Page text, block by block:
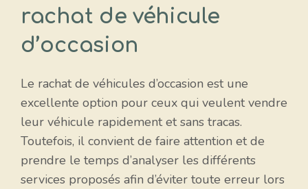
rachat de véhicule
d’occasion
Le rachat de véhicules d’occasion est une
excellente option pour ceux qui veulent vendre
leur véhicule rapidement et sans tracas.
Toutefois, il convient de faire attention et de
prendre le temps d’analyser les différents
services proposés afin d’éviter toute erreur lors